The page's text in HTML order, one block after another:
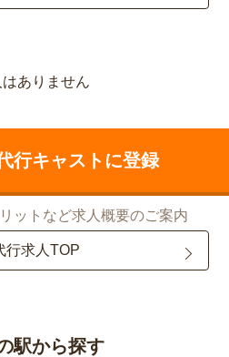
ありません
行キャストに登録
ットなど求人概要のご案内
行求人TOP
駅から探す